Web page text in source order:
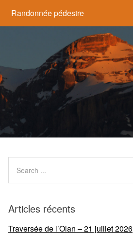
Randonnée pédestre
Articles récents
Traversée de l’Olan – 21 juillet 2026